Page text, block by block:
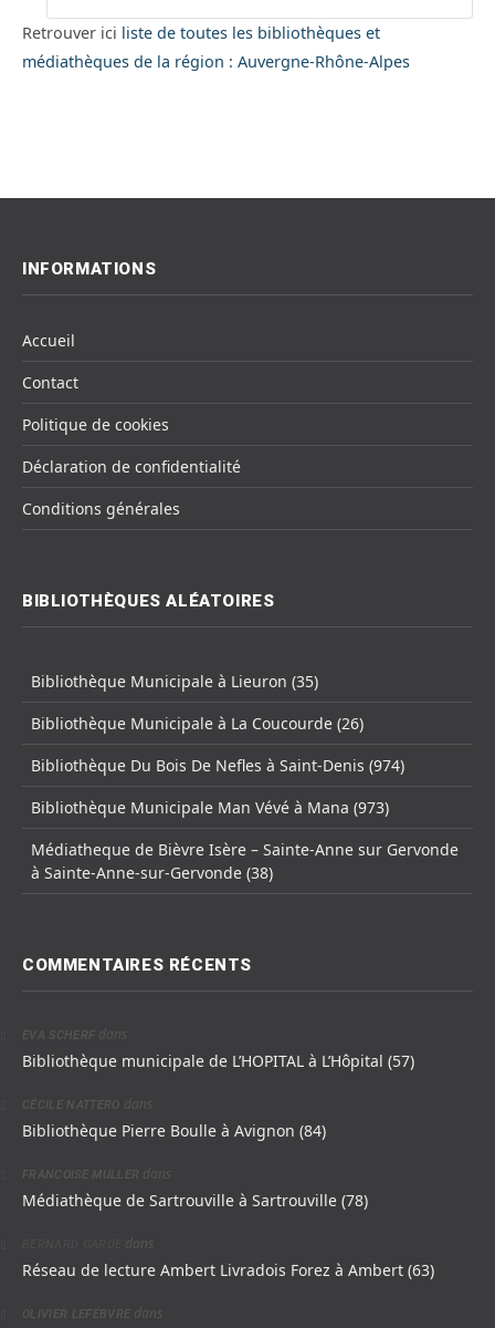
Retrouver ici liste de toutes les bibliothèques et
médiathèques de la région : Auvergne-Rhône-Alpes
INFORMATIONS
Accueil
Contact
Politique de cookies
Déclaration de confidentialité
Conditions générales
BIBLIOTHÈQUES ALÉATOIRES
Bibliothèque Municipale à Lieuron (35)
Bibliothèque Municipale à La Coucourde (26)
Bibliothèque Du Bois De Nefles à Saint-Denis (974)
Bibliothèque Municipale Man Vévé à Mana (973)
Médiatheque de Bièvre Isère – Sainte-Anne sur Gervonde
à Sainte-Anne-sur-Gervonde (38)
COMMENTAIRES RÉCENTS
EVA SCHERF dans
Bibliothèque municipale de L’HOPITAL à L’Hôpital (57)
CÉCILE NATTERO dans
Bibliothèque Pierre Boulle à Avignon (84)
FRANCOISE MULLER dans
Médiathèque de Sartrouville à Sartrouville (78)
dans
Réseau de lecture Ambert Livradois Forez à Ambert (63)
OLIVIER LEFEBVRE dans